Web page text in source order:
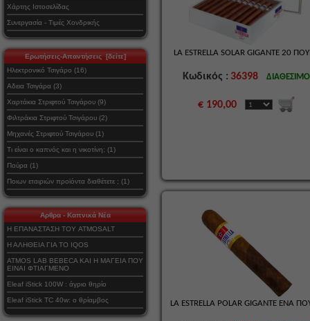
Χάρτης Ιστοσελίδας
Συνεργασία - Τιμές Χονδρικής
Ερωτήσεις-Απαντήσεις [δείτε]
Ηλεκτρονικό Τσιγάρο (16)
Αδεια Τσιγάρα (3)
Χαρτάκια Στριφτού Τσιγάρου (9)
Φιλτράκια Στριφτού Τσιγάρου (2)
Μηχανές Στριφτού Τσιγάρου (1)
Τι είναι ο καπνός και η νικοτίνη; (1)
Πούρα (1)
Ποιων εταιριών προϊόντα διαθέτετε ; (1)
Αρθρα - Καπνικά Νέα
Η ΕΠΑΝΑΣΤΑΣΗ ΤΟΥ ATMOSALT
Η ΑΛΗΘΕΙΑ ΓΙΑ ΤΟ IQOS
ATMOS LAB BEBECA ΚΑΙ Η ΜΑΓΕΙΑ ΠΟΥ
ΕΙΝΑΙ ΦΤΙΑΓΜΕΝΟ
Eleaf iStick 100W : άγριο θηρίο
Eleaf iStick TC 40w: ο θρίαμβος
LA ESTRELLA SOLAR GIGANTE 20
Κωδικός : 36398 ΔΙΑΘΕΣΙΜΟ
€ 190,00
LA ESTRELLA POLAR GIGANTE ΕΝΑ